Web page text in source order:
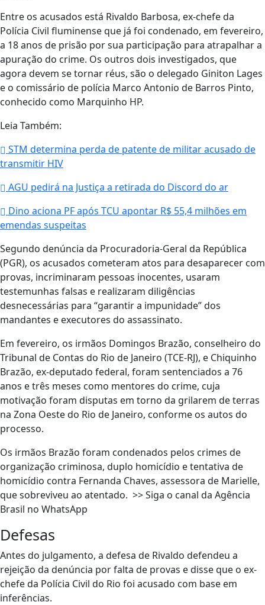
Entre os acusados está Rivaldo Barbosa, ex-chefe da
Polícia Civil fluminense que já foi condenado, em fevereiro,
a 18 anos de prisão por sua participação para atrapalhar a
apuração do crime. Os outros dois investigados, que
agora devem se tornar réus, são o delegado Giniton Lages
e o comissário de polícia Marco Antonio de Barros Pinto,
conhecido como Marquinho HP.
Leia Também:
STM determina perda de patente de militar acusado de
transmitir HIV
AGU pedirá na Justiça a retirada do Discord do ar
Dino aciona PF após TCU apontar R$ 55,4 milhões em
emendas suspeitas
Segundo denúncia da Procuradoria-Geral da República
(PGR), os acusados cometeram atos para desaparecer com
provas, incriminaram pessoas inocentes, usaram
testemunhas falsas e realizaram diligências
desnecessárias para “garantir a impunidade” dos
mandantes e executores do assassinato.
Em fevereiro, os irmãos Domingos Brazão, conselheiro do
Tribunal de Contas do Rio de Janeiro (TCE-RJ), e Chiquinho
Brazão, ex-deputado federal, foram sentenciados a 76
anos e três meses como mentores do crime, cuja
motivação foram disputas em torno da grilarem de terras
na Zona Oeste do Rio de Janeiro, conforme os autos do
processo.
Os irmãos Brazão foram condenados pelos crimes de
organização criminosa, duplo homicídio e tentativa de
homicídio contra Fernanda Chaves, assessora de Marielle,
que sobreviveu ao atentado. >> Siga o canal da Agência
Brasil no WhatsApp
Defesas
Antes do julgamento, a defesa de Rivaldo defendeu a
rejeição da denúncia por falta de provas e disse que o ex-
chefe da Polícia Civil do Rio foi acusado com base em
inferências.